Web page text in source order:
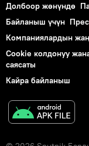
Долбоор жөнүндө
Байланыш үчүн
Компаниялардын
Cookie колдонуу
саясаты
Кайра байланыш